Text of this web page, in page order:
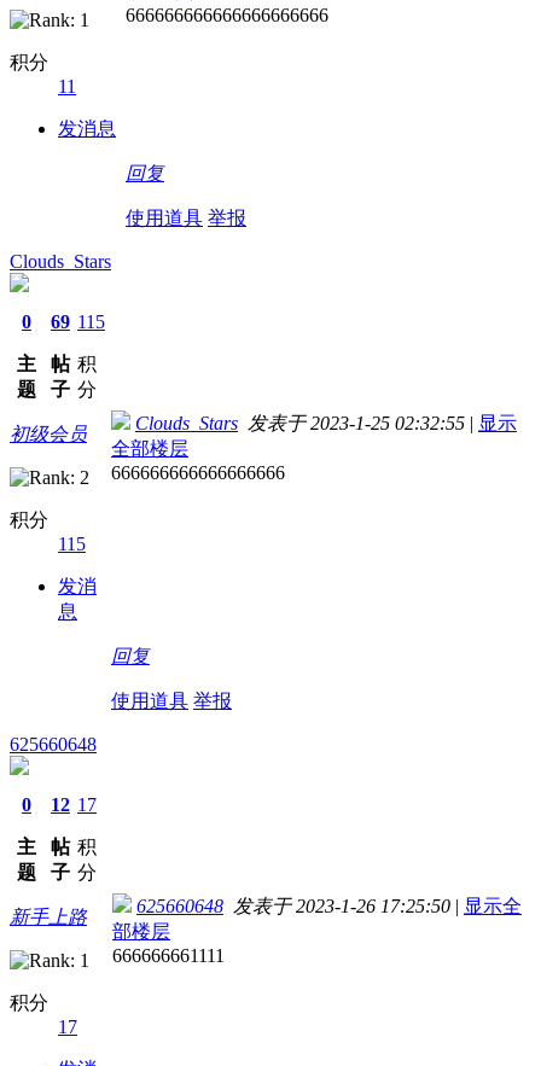
积分
11
发消息
666666666666666666666
回复
使用道具 举报
Clouds_Stars
0
主
题
69
帖
子
115
积
分
初级会员
积分
115
发消
息
Clouds_Stars 发表于 2023-1-25 02:32:55 | 显示
全部楼层
666666666666666666
回复
使用道具 举报
625660648
0
主
题
12
帖
子
17
积
分
新手上路
积分
17
625660648 发表于 2023-1-26 17:25:50 | 显示全
部楼层
666666661111